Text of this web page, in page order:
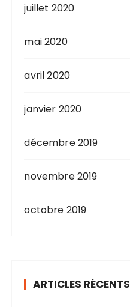
juillet 2020
mai 2020
avril 2020
janvier 2020
décembre 2019
novembre 2019
octobre 2019
ARTICLES RÉCENTS